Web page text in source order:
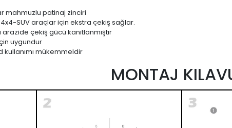
mahmuzlu patinaj zinciri
SUV araçlar için ekstra çekiş sağlar.
çekiş gücü kanıtlanmıştır
uygundur
mükemmeldir
MONTAJ